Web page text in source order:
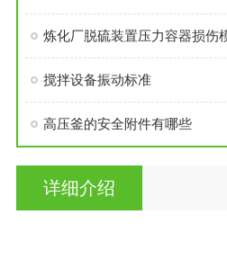
炼化厂脱硫装置压力容器损伤
搅拌设备振动标准
高压釜的安全附件有哪些
详细介绍